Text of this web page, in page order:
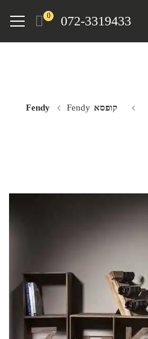
072-3319433
0
Menu
קופסא Fendy Fendy